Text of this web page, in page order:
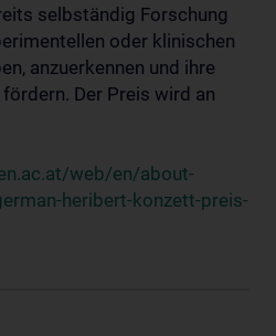
selbständig Forschung
oder klinischen
anzuerkennen und ihre
Der Preis wird an
web/en/about-
heribert-konzett-preis-